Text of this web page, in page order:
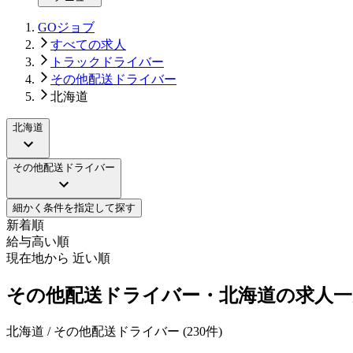
GOジョブ
すべての求人
トラックドライバー
その他配送ドライバー
北海道
北海道
その他配送ドライバー
細かく条件を指定して探す
新着順
給与高い順
現在地から 近い順
その他配送ドライバー・北海道の求人
北海道 / その他配送ドライバー (230件)